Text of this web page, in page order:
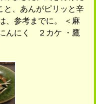
と、あんがピリッと辛
、参考までに。 ＜麻
んにく ２カケ ・鷹